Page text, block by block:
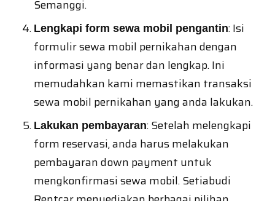
Semanggi.
Lengkapi form sewa mobil pengantin: Isi
formulir sewa mobil pernikahan dengan
informasi yang benar dan lengkap. Ini
memudahkan kami memastikan transaksi
sewa mobil pernikahan yang anda lakukan.
Lakukan pembayaran: Setelah melengkapi
form reservasi, anda harus melakukan
pembayaran down payment untuk
mengkonfirmasi sewa mobil. Setiabudi